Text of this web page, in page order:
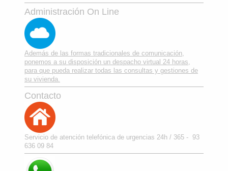
Administración On Line
Además de las formas tradicionales de comunicación,
ponemos a su disposición un despacho virtual 24 horas,
para que pueda realizar todas las consultas y gestiones de
su vivienda.
Contacto
Servicio de atención telefónica de urgencias 24h / 365 - 93
636 09 84